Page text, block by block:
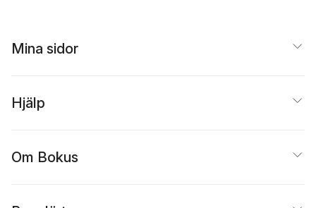
Mina sidor
Hjälp
Om Bokus